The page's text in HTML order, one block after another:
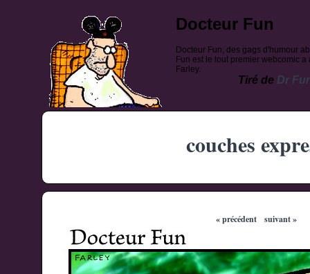
Docteur Fun
Docteur Fun, des gags d'humour
Fun est le tout premier webcomic
Farley.
Tiré de Dr
couches
« précédent suivant »